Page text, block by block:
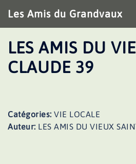
au
contenu
Les Amis du Grandvaux
LES AMIS DU
CLAUDE 39
Catégories: VIE LOCALE
Auteur: LES AMIS DU VIEUX